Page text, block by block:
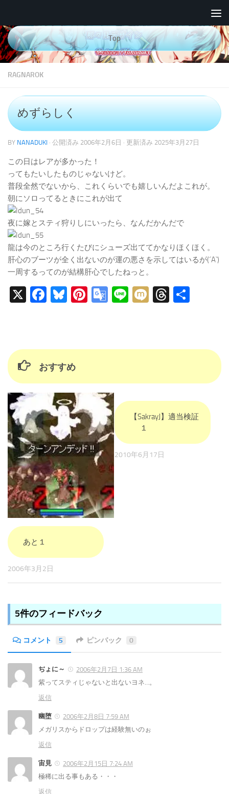
Top
RAGNAROK
めずらしく
BY NANADUKI · 公開済み 2006年2月6日 · 更新済み 2025年3月27日
この日はレアが多かった！
ってもたいしたものじゃないけど。
普段全然でないから、これくらいでも嬉しいんだよこれが。
朝にソロってるときにこれが出て
夜に嫁とスティ狩りしにいったら、なんだかんだで
龍は今のところ行くたびにシューズ出ててかなりほくほく。
肝心のブーツが全く出ないのが運の悪さを示してはいるが(´A`)
一周するってのが結構肝心でしたねっと。
X Facebook
Bluesky
Pinterest
Google
LineMixiThreads
おすすめ
あと１
2006年3月2日
【SakrayJ】適当検証
１
2010年6月17日
5件のフィードバック
コメント 5 ピンバック 0
ぢょに～
2006年2月7日 1:36 AM
紫ってスティじゃないと出ないヨネ…。
返信
幽堕
2006年2月8日 7:59 AM
メガリスからドロップは経験無いのぉ
返信
宙見
2006年2月15日 7:24 AM
極稀に出る事もある・・・
返信